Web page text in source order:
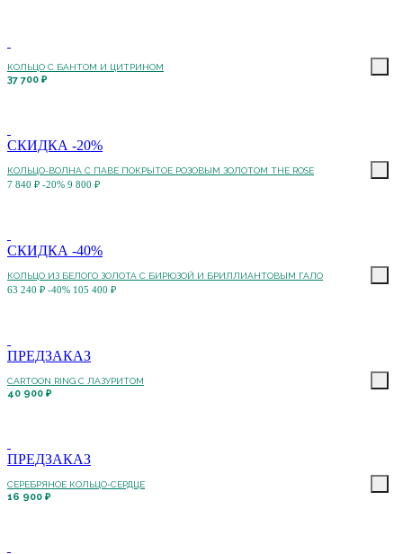
КОЛЬЦО С БАНТОМ И ЦИТРИНОМ
37 700 ₽
СКИДКА -20%
КОЛЬЦО-ВОЛНА С ПАВЕ ПОКРЫТОЕ РОЗОВЫМ ЗОЛОТОМ THE ROSE
7 840 ₽ -20% 9 800 ₽
СКИДКА -40%
КОЛЬЦО ИЗ БЕЛОГО ЗОЛОТА С БИРЮЗОЙ И БРИЛЛИАНТОВЫМ ГАЛО
63 240 ₽ -40% 105 400 ₽
ПРЕДЗАКАЗ
CARTOON RING С ЛАЗУРИТОМ
40 900 ₽
ПРЕДЗАКАЗ
СЕРЕБРЯНОЕ КОЛЬЦО-СЕРДЦЕ
16 900 ₽